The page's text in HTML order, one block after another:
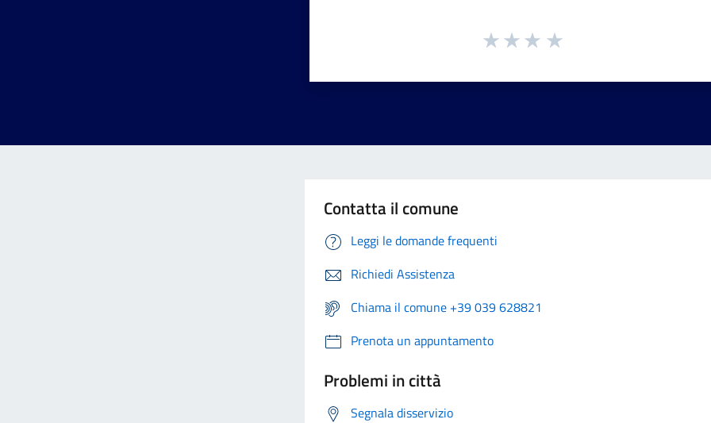
Contatta il comune
Leggi le domande frequenti
Richiedi Assistenza
Chiama il comune +39 039 628821
Prenota un appuntamento
Problemi in città
Segnala disservizio